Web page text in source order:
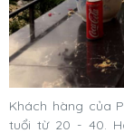
Khách hàng của
tuổi từ 20 - 40.